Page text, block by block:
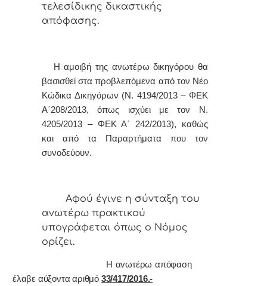
τελεσίδικης δικαστικής
απόφασης.
Η αμοιβή της ανωτέρω δικηγόρου θα
βασισθεί στα προβλεπόμενα από τον Νέο
Κώδικα Δικηγόρων (Ν. 4194/2013 – ΦΕΚ
Α΄208/2013, όπως ισχύει με τον Ν.
4205/2013 – ΦΕΚ Α΄ 242/2013), καθώς
και από τα Παραρτήματα που τον
συνοδεύουν.
Αφoύ έγιvε η σύvταξη τoυ
αvωτέρω πρακτικoύ
υπoγράφεται όπως o Νόμoς
oρίζει.
Η αvωτέρω απόφαση
έλαβε αύξοντα αριθμό 33/417/2016.-